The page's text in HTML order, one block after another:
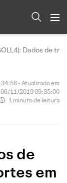
Dados de
• Atualizado em
06/11/2019 09:35:00
1 minuto de leitura
de
em